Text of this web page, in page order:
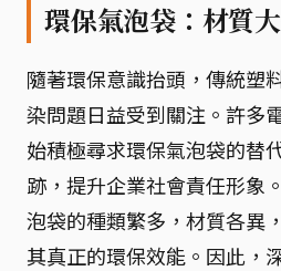
環保氣泡袋：材質
隨著環保意識抬頭，傳統塑
染問題日益受到關注。許多
始積極尋求環保氣泡袋的替
跡，提升企業社會責任形象
泡袋的種類繁多，材質各異
其真正的環保效能。因此，